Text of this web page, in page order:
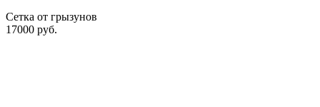
Сетка от грызунов
17000 руб.